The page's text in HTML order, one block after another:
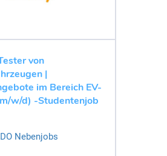
von
|
im Bereich EV-
w/d) -Studentenjob
Nebenjobs